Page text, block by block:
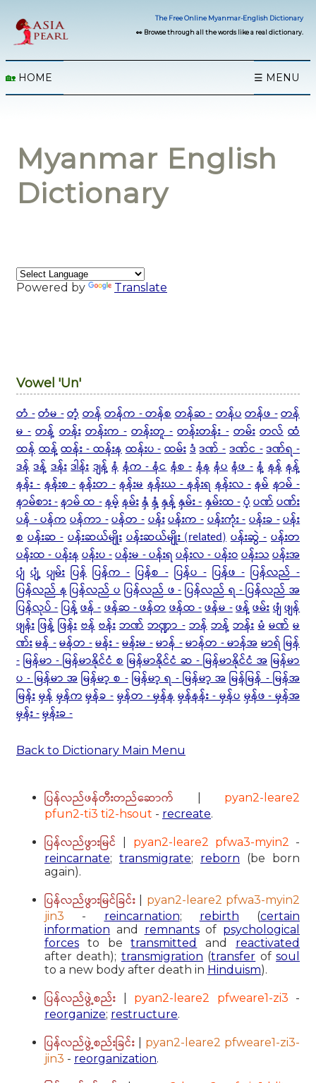
The Free Online Myanmar-English Dictionary
👀 Browse through all the words like a real dictionary.
🏡 HOME ☰ MENU
Myanmar English
Dictionary
Powered by Translate
Vowel 'Un'
တံ -တံမ -တံ့တန်တန်က - တန်စတန်ဆ -တန်ပတန်ဖ -တန်
မ - တန့် တန်း တန်းက - တန်းတူ - တန်းတန်း - တမ်း တလ် ထံ
ထန်ထန့်ထန်း - ထန်းနထန်းပ -ထမ်းဒံဒဏ် -ဒဏ်င -ဒဏ်ရ -
ဒန် ဒန့် ဒန်း ဒါန်း ဒျန့် နံ နံက - နံင နံစ - နံန နံပ နံဖ - နံ့ နန် နန့်
နန်း - နန်းစ - နန်းတ - နန်းမ နန်းယ - နန်းရ နန်းလ - နမ် နာမ် -
နာမ်စား -နာမ် ထ -နမ့်နမ်းနှံနှံ့နှန့်နှမ်း -နှမ်းထ -ပံ့ပဏ်ပဏ်း
ပန် - ပန်ကပန်ကာ -ပန်တ -ပန်းပန်းက -ပန်းကုံး -ပန်းခ -ပန်း
စ ပန်းဆ - ပန်းဆယ်မျိုး ပန်းဆယ်မျိုး (related) ပန်းဆွဲ - ပန်းတ
ပန်းထ - ပန်းနပန်းပ -ပန်းမ - ပန်းရ ပန်းလ - ပန်းဝပန်းသပန်းအ
ပျံ ပျံ့ ပျမ်း ပြန် ပြန်က - ပြန်စ - ပြန်ပ - ပြန်ဖ - ပြန်လည် -
ပြန်လည် နပြန်လည် ပပြန်လည် ဖ -ပြန်လည် ရ - ပြန်လည် အ
ပြန်လုပ် -ပြန့်ဖန် -ဖန်ဆ - ဖန်တဖန်ထ -ဖန်မ -ဖန့်ဖမ်းဖျံဖျန်
ဖျန်း ဖြန့် ဖြန်း ဗန် ဗန်း ဘဏ် ဘဏ္ဍာ - ဘန် ဘန့် ဘန်း မံ မဏ် မ
ဏ်းမန် -မန်တ -မန်း -မန်းမ -မာန် -မာန်တ - မာန်အမာရ် မြန်
- မြန်မာ - မြန်မာနိုင်ငံ စ မြန်မာနိုင်ငံ ဆ - မြန်မာနိုင်ငံ အ မြန်မာ
ပ - မြန်မာ အ မြန်မာ့ စ - မြန်မာ့ ရ - မြန်မာ့ အ မြန်မြန် - မြန်အ
မြန်းမှန်မှန်ကမှန်ခ -မှန်တ - မှန်နမှန်နန်း - မှန်ပမှန်ဖ - မှန်အ
မှန်း -မှန်းခ -
Back to Dictionary Main Menu
ပြန်လည်ဖန်တီးတည်ဆောက်
pyan2-leare2
pfun2-ti3 ti2-hsout - recreate.
ပြန်လည်ဖွားမြင် pyan2-leare2 pfwa3-myin2 -
reincarnate; transmigrate; reborn (be born
again).
ပြန်လည်ဖွားမြင်ခြင်း
pyan2-leare2 pfwa3-myin2
jin3 - reincarnation; rebirth (certain
information and remnantsof psychological
forces to betransmitted and reactivated
after death); transmigration (transfer ofsoul
to a new body after death in Hinduism).
ပြန်လည်ဖွဲ့စည်း pyan2-leare2 pfweare1-zi3 -
reorganize; restructure.
ပြန်လည်ဖွဲ့စည်းခြင်း
pyan2-leare2 pfweare1-zi3-
jin3 - reorganization.